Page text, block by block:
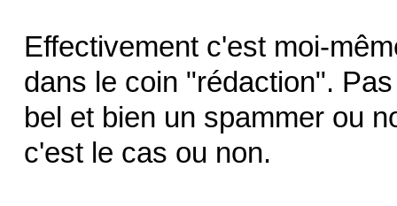
Effectivement c'est moi-
dans le coin "rédaction".
bel et bien un spammer ou
c'est le cas ou non.